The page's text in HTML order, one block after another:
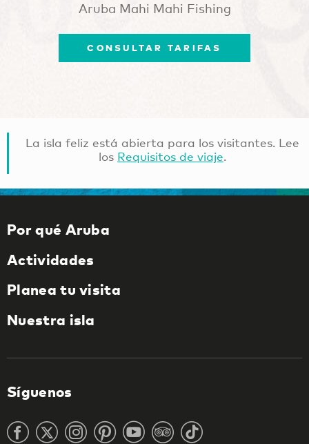
Aruba Mahi Mahi Fishing
CONSULTAR TARIFAS
La isla feliz está abierta para los visitantes. Lee
los Requisitos de viaje.
Por qué Aruba
Actividades
Planea tu visita
Nuestra isla
Síguenos